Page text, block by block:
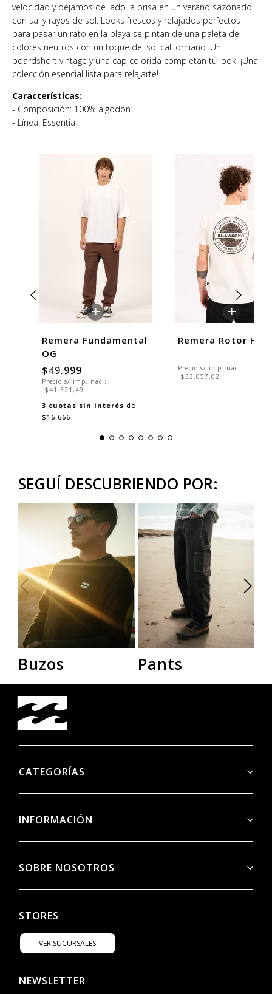
velocidad y dejamos de lado la prisa en un verano sazonado
con sal y rayos de sol. Looks frescos y relajados perfectos
para pasar un rato en la playa se pintan de una paleta de
colores neutros con un toque del sol californiano. Un
boardshort vintage y una cap colorida completan tu look. ¡Una
colección esencial lista para relajarte!
Características:
- Composición: 100% algodón.
- Línea: Essential.
+
Remera Fundamental
OG
$49.999
Precio s/ imp. nac.:
$41.321,49
3 cuotas sin interés de
$16.666
+
Remera Rotor
Precio s/ imp. nac.:
$33.057,02
SEGUÍ DESCUBRIENDO POR:
Buzos Pants
CATEGORÍAS
INFORMACIÓN
SOBRE NOSOTROS
STORES
VER SUCURSALES
NEWSLETTER